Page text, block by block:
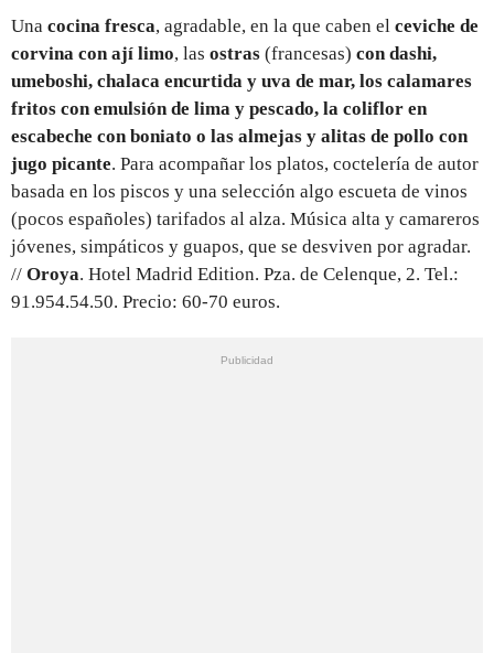
Una cocina fresca, agradable, en la que caben el ceviche de
corvina con ají limo, las ostras (francesas) con dashi,
umeboshi, chalaca encurtida y uva de mar, los calamares
fritos con emulsión de lima y pescado, la coliflor en
escabeche con boniato o las almejas y alitas de pollo con
jugo picante. Para acompañar los platos, coctelería de autor
basada en los piscos y una selección algo escueta de vinos
(pocos españoles) tarifados al alza. Música alta y camareros
jóvenes, simpáticos y guapos, que se desviven por agradar.
// Oroya. Hotel Madrid Edition. Pza. de Celenque, 2. Tel.:
91.954.54.50. Precio: 60-70 euros.